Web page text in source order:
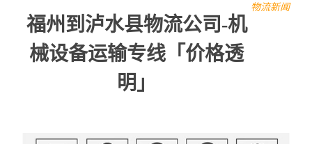
物流新闻
福州到泸水县物流公司-机
械设备运输专线「价格透
明」